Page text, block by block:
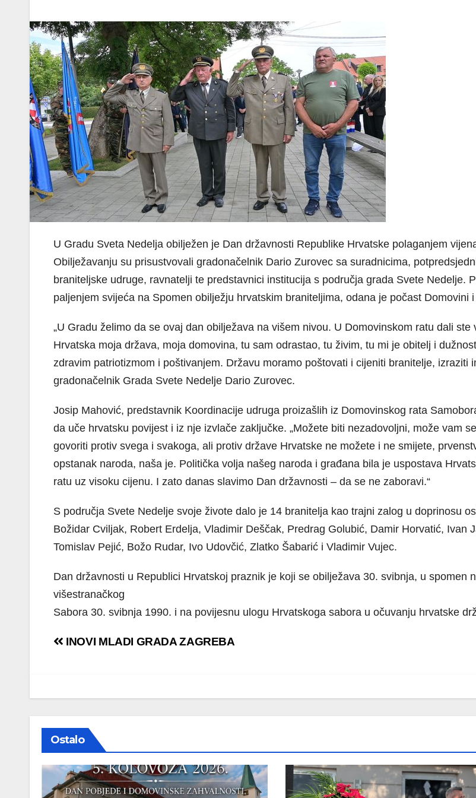
U Gradu Sveta Nedelja obilježen je Dan državnosti Republike Hrvatske polaganjem
Obilježavanju su prisustvovali gradonačelnik Dario Zurovec sa suradnicima,
braniteljske udruge, ravnatelji te predstavnici institucija s područja grada Svete Nedelje.
paljenjem svijeća na Spomen obilježju hrvatskim braniteljima, odana je počast Domovini
„U Gradu želimo da se ovaj dan obilježava na višem nivou. U Domovinskom ratu dali
Hrvatska moja država, moja domovina, tu sam odrastao, tu živim, tu mi je obitelj i
zdravim patriotizmom i poštivanjem. Državu moramo poštovati i cijeniti branitelje, izraziti
gradonačelnik Grada Svete Nedelje Dario Zurovec.
Josip Mahović, predstavnik Koordinacije udruga proizašlih iz Domovinskog rata
da uče hrvatsku povijest i iz nje izvlače zaključke. „Možete biti nezadovoljni, može vam
govoriti protiv svega i svakoga, ali protiv države Hrvatske ne možete i ne smijete,
opstanak naroda, naša je. Politička volja našeg naroda i građana bila je uspostava
ratu uz visoku cijenu. I zato danas slavimo Dan državnosti – da se ne zaboravi.“
S područja Svete Nedelje svoje živote dalo je 14 branitelja kao trajni zalog u doprinosu
Božidar Cviljak, Robert Erdelja, Vladimir Deščak, Predrag Golubić, Damir Horvatić, Ivan
Tomislav Pejić, Božo Rudar, Ivo Udovčić, Zlatko Šabarić i Vladimir Vujec.
Dan državnosti u Republici Hrvatskoj praznik je koji se obilježava 30. svibnja, u spomen
višestranačkog
Sabora 30. svibnja 1990. i na povijesnu ulogu Hrvatskoga sabora u očuvanju hrvatske
Navigacija
INOVI MLADI GRADA ZAGREBA
Ostalo